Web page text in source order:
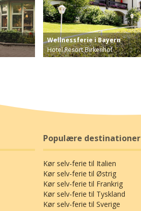
Wellnessferie i Bayern
Hotel Resort Birkenhof
Populære destinationer
Kør selv-ferie til Italien
Kør selv-ferie til Østrig
Kør selv-ferie til Frankrig
Kør selv-ferie til Tyskland
Kør selv-ferie til Sverige